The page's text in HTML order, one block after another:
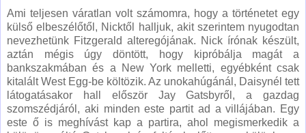
Ami teljesen váratlan volt számomra, hogy a történetet egy
külső elbeszélőtől, Nicktől halljuk, akit szerintem nyugodtan
nevezhetünk Fitzgerald alteregójának. Nick írónak készült,
aztán mégis úgy döntött, hogy kipróbálja magát a
bankszakmában és a New York melletti, egyébként csak
kitalált West Egg-be költözik. Az unokahúgánál, Daisynél tett
látogatásakor hall először Jay Gatsbyről, a gazdag
szomszédjáról, aki minden este partit ad a villájában. Egy
este ő is meghívást kap a partira, ahol megismerkedik a